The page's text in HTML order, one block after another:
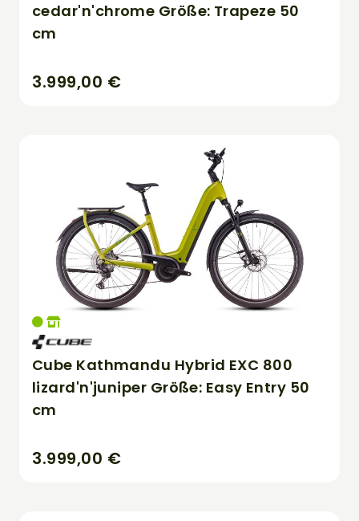
cedar'n'chrome Größe: Trapeze 50
cm
3.999,00 €
Cube Kathmandu Hybrid EXC 800
lizard'n'juniper Größe: Easy Entry 50
cm
3.999,00 €